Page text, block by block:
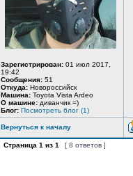
Зарегистрирован: 01 июл 2017,
19:42
Сообщения: 51
Откуда: Новороссийск
Машина: Toyota Vista Ardeo
О машине: диванчик =)
Блог: Посмотреть блог (1)
Вернуться к началу
Страница 1 из 1 [ 8 ответов ]